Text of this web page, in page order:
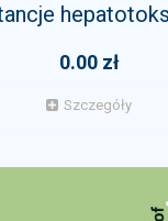
0.00 zł
Szczegóły